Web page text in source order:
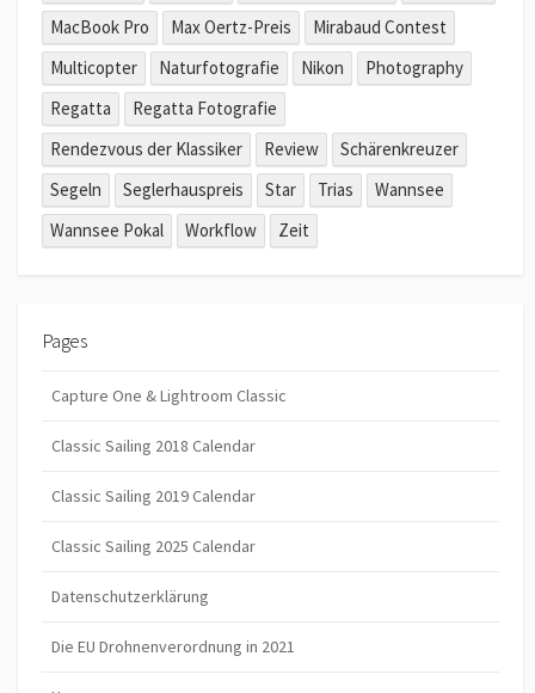
MacBook Pro
Max Oertz-Preis
Mirabaud Contest
Multicopter
Naturfotografie Nikon
Photography
Regatta
Regatta Fotografie
Rendezvous der Klassiker
Review
Schärenkreuzer
Segeln
Seglerhauspreis Star Trias
Wannsee
Wannsee Pokal
Workflow Zeit
Pages
Capture One & Lightroom Classic
Classic Sailing 2018 Calendar
Classic Sailing 2019 Calendar
Classic Sailing 2025 Calendar
Datenschutzerklärung
Die EU Drohnenverordnung in 2021